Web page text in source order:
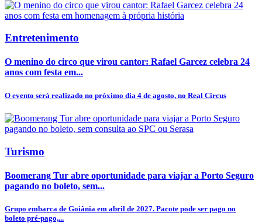
Entretenimento
O menino do circo que virou cantor: Rafael Garcez celebra 24
anos com festa em...
O evento será realizado no próximo dia 4 de agosto, no Real Circus
Turismo
Boomerang Tur abre oportunidade para viajar a Porto Seguro
pagando no boleto, sem...
Grupo embarca de Goiânia em abril de 2027. Pacote pode ser pago no
boleto pré-pago,...